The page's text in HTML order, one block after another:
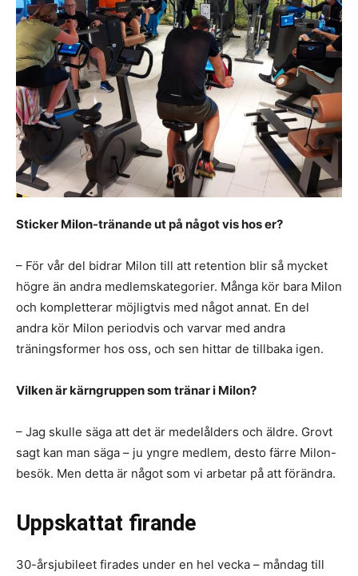
Sticker Milon-tränande ut på något vis hos er?
– För vår del bidrar Milon till att retention blir så mycket
högre än andra medlemskategorier. Många kör bara Milon
och kompletterar möjligtvis med något annat. En del
andra kör Milon periodvis och varvar med andra
träningsformer hos oss, och sen hittar de tillbaka igen.
Vilken är kärngruppen som tränar i Milon?
– Jag skulle säga att det är medelålders och äldre. Grovt
sagt kan man säga – ju yngre medlem, desto färre Milon-
besök. Men detta är något som vi arbetar på att förändra.
Uppskattat firande
30-årsjubileet firades under en hel vecka – måndag till